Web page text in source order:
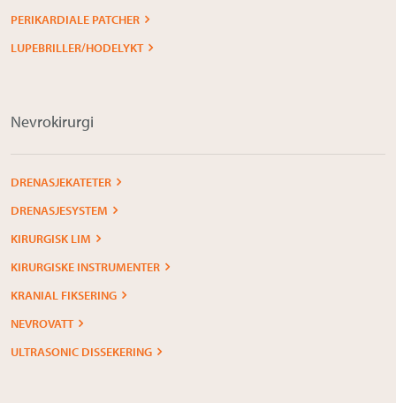
PERIKARDIALE PATCHER
LUPEBRILLER/HODELYKT
Nevrokirurgi
DRENASJEKATETER
DRENASJESYSTEM
KIRURGISK LIM
KIRURGISKE INSTRUMENTER
KRANIAL FIKSERING
NEVROVATT
ULTRASONIC DISSEKERING